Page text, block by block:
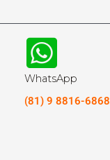
WhatsApp
(81) 9 8816-6868